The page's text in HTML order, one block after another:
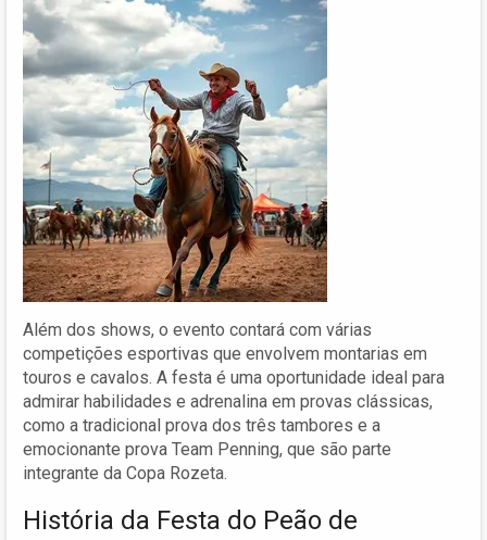
Além dos shows, o evento contará com várias
competições esportivas que envolvem montarias em
touros e cavalos. A festa é uma oportunidade ideal para
admirar habilidades e adrenalina em provas clássicas,
como a tradicional prova dos três tambores e a
emocionante prova Team Penning, que são parte
integrante da Copa Rozeta.
História da Festa do Peão de